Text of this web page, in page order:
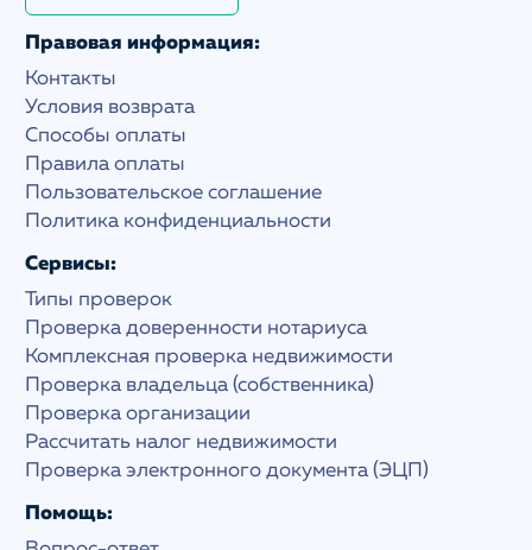
Правовая информация:
Контакты
Условия возврата
Способы оплаты
Правила оплаты
Пользовательское соглашение
Политика конфиденциальности
Сервисы:
Типы проверок
Проверка доверенности нотариуса
Комплексная проверка недвижимости
Проверка владельца (собственника)
Проверка организации
Рассчитать налог недвижимости
Проверка электронного документа (ЭЦП)
Помощь: